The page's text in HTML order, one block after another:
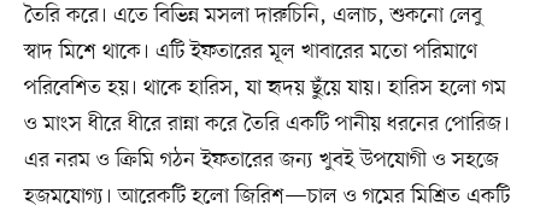
তৈরি করে। এতে বিভিন্ন মসলা দারুচিনি, এলাচ, শুকনো লেবু
স্বাদ মিশে থাকে। এটি ইফতারের মূল খাবারের মতো পরিমাণে
পরিবেশিত হয়। থাকে হারিস, যা হৃদয় ছুঁয়ে যায়। হারিস হলো গম
ও মাংস ধীরে ধীরে রান্না করে তৈরি একটি পানীয় ধরনের পোরিজ।
এর নরম ও ক্রিমি গঠন ইফতারের জন্য খুবই উপযোগী ও সহজে
হজমযোগ্য। আরেকটি হলো জিরিশ—চাল ও গমের মিশ্রিত একটি